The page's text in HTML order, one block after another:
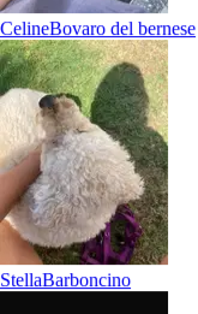
CelineBovaro del bernese
StellaBarboncino